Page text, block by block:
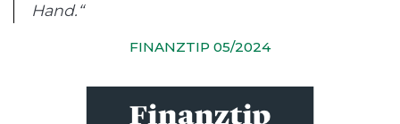
Hand.“
FINANZTIP 05/2024